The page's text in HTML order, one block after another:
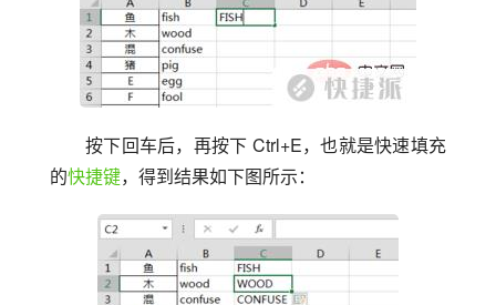
按下回车后，再按下 Ctrl+E，也就是快速填充
的快捷键，得到结果如下图所示：